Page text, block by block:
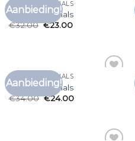
Aanbieding!
T SHIRT HOGE HALS
t shirt hoge hals
€32.00 €23.00
Aanbieding!
T SHIRT HOGE HALS
t shirt hoge hals
€34.00 €24.00